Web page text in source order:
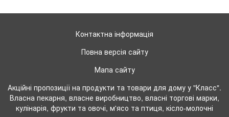
Контактна інформація
Повна версія сайту
Мапа сайту
Акційні пропозиції на продукти та товари для дому у "Класс".
Власна пекарня, власне виробництво, власні торгові марки,
кулінарія, фрукти та овочі, м'ясо та птиця, кісло-молочні